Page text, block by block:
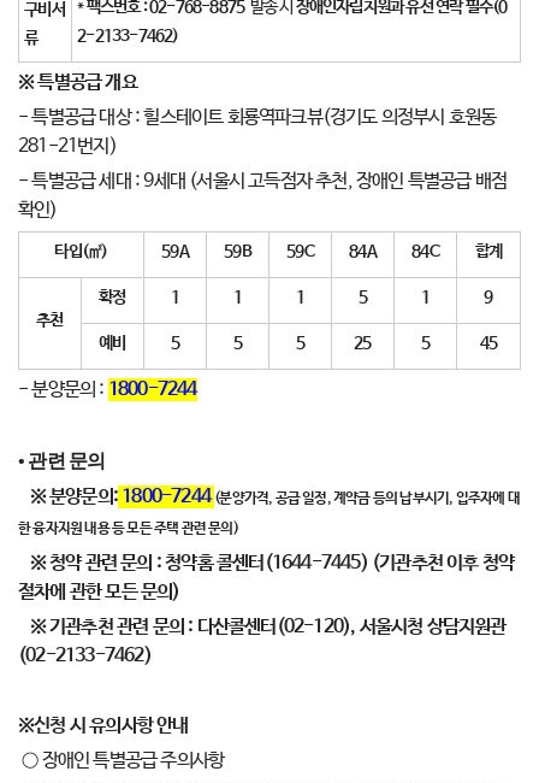
구비서
류
*팩스번호 : 02-768-8875 발송 시 장애인자립지원과 유선 연락 필수(0
2-2133-7462)
※특별공급 개요
- 특별공급 대상 : 힐스테이트 회룡역파크뷰(경기도 의정부시 호원동
281-21번지)
- 특별공급 세대 : 9세대 (서울시 고득점자 추천, 장애인 특별공급 배점
확인)
타입(㎡) 59A 59B 59C 84A 84C 합계
추천
확정 1 1 1 5 1 9
예비 5 5 5 25 5 45
- 분양문의 : 1800-7244
• 관련 문의
※ 분양문의: 1800-7244 (분양가격, 공급 일정, 계약금 등의 납부시기, 입주자에 대
한 융자지원 내용 등 모든 주택 관련 문의)
※ 청약 관련 문의 : 청약홈 콜센터(1644-7445) (기관추천 이후 청약
절차에 관한 모든 문의)
※ 기관추천 관련 문의 : 다산콜센터(02-120), 서울시청 상담지원관
(02-2133-7462)
※신청 시 유의사항 안내
○ 장애인 특별공급 주의사항